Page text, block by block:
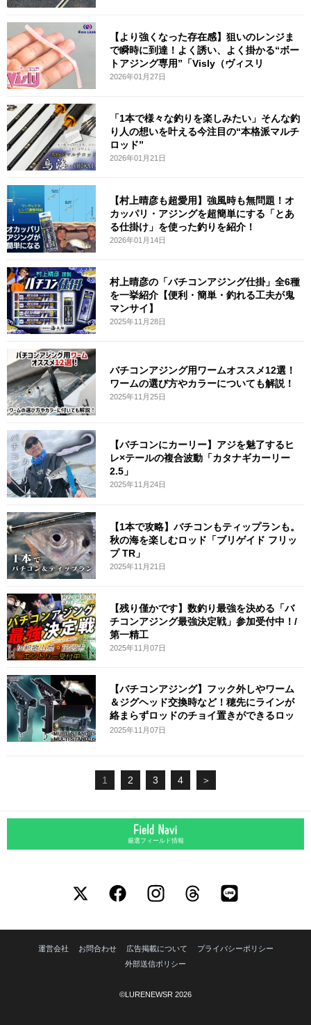
【より強くなった存在感】狙いのレンジま
で瞬時に到達！よく誘い、よく掛かる“ボー
トアジング専用”「Visly（ヴィスリ
2026年01月27日
「1本で様々な釣りを楽しみたい」そんな釣
り人の想いを叶える今注目の“本格派マルチ
ロッド”
2026年01月21日
【村上晴彦も超愛用】強風時も無問題！オ
カッパリ・アジングを超簡単にする「とあ
る仕掛け」を使った釣りを紹介！
2026年01月14日
村上晴彦の「バチコンアジング仕掛」全6種
を一挙紹介【便利・簡単・釣れる工夫が鬼
マンサイ】
2025年11月28日
バチコンアジング用ワームオススメ12選！
ワームの選び方やカラーについても解説！
2025年11月25日
【バチコンにカーリー】アジを魅了するヒ
レ×テールの複合波動「カタナギカーリー
2.5」
2025年11月24日
【1本で攻略】バチコンもティップランも。
秋の海を楽しむロッド「ブリゲイド フリッ
プ TR」
2025年11月21日
【残り僅かです】数釣り最強を決める「バ
チコンアジング最強決定戦」参加受付中！/
第一精工
2025年11月07日
【バチコンアジング】フック外しやワーム
＆ジグヘッド交換時など！穂先にラインが
絡まらずロッドのチョイ置きができるロッ
ド
2025年11月07日
1 2 3 4 ＞
厳選フィールド情報
運営会社 お問合わせ 広告掲載について
プライバシーポリシー
外部送信ポリシー
©LURENEWSR 2026